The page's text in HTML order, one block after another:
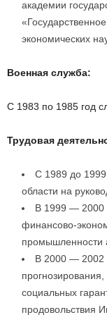
академии
экономических
Военная служба:
С 1983 по 1985 год
Трудовая
С 1989 до 1999
области на
В 1999 — 2000
финансово-
промышленности
В 2000 — 2002
социальных
продовольствия